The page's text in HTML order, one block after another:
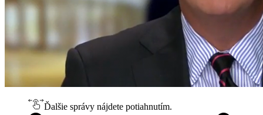
Ďalšie správy nájdete potiahnutím.